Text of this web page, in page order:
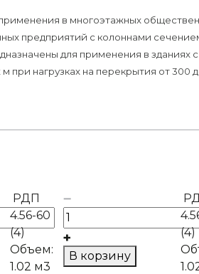
в многоэтажных
предприятий с колоннами
для применения в
при нагрузках на перекрытия от 300
РДП
4.56-60
(4)
Объем:
1.02 м3
В корзину
(4)